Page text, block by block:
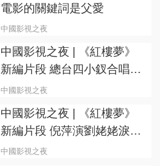
電影的關鍵詞是父愛
中國影視之夜
中國影視之夜 | 《紅樓夢》
新編片段 總台四小釵合唱
《枉凝眉》
中國影視之夜
中國影視之夜 | 《紅樓夢》
新編片段 倪萍演劉姥姥淚灑
舞台
中國影視之夜